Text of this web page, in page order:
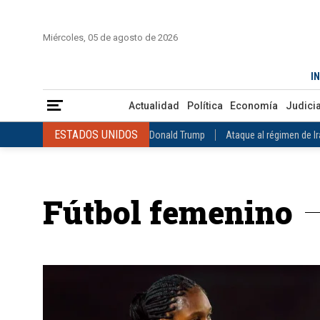
Miércoles, 05 de agosto de 2026
Actualidad Política Economía Judicial
ESTADOS UNIDOS Donald Trump Ataque al régimen de
VENEZUELA Juicio contra Maduro Terremoto en
ESTADOS UNIDOS
INTERNACIONAL Raúl Castro José Luis Rodríguez Zapatero
COLOMBIA Elecciones Presidenciales en Colombia Gustavo
Fútbol femenino